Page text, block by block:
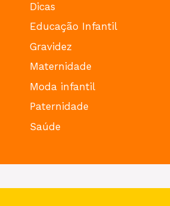
Dicas
Educação Infantil
Gravidez
Maternidade
Moda infantil
Paternidade
Saúde